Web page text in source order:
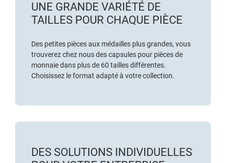
UNE GRANDE VARIÉTÉ DE
TAILLES POUR CHAQUE PIÈCE
Des petites pièces aux médailles plus grandes, vous
trouverez chez nous des capsules pour pièces de
monnaie dans plus de 60 tailles différentes.
Choisissez le format adapté à votre collection.
DES SOLUTIONS INDIVIDUELLES